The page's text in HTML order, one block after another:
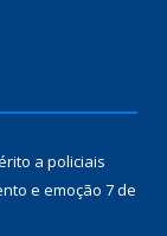
a policiais
e emoção 7 de